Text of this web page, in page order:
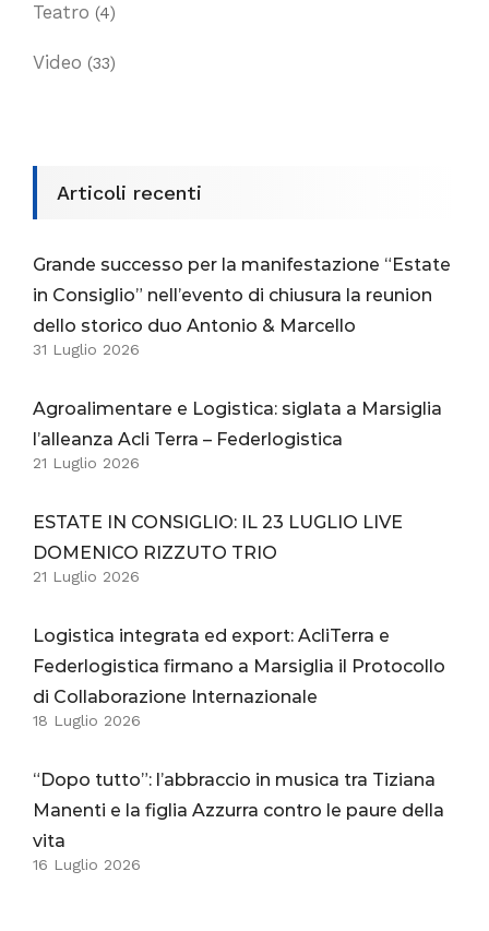
Teatro (4)
Video (33)
Articoli recenti
Grande successo per la manifestazione “Estate
in Consiglio” nell’evento di chiusura la reunion
dello storico duo Antonio & Marcello
31 Luglio 2026
Agroalimentare e Logistica: siglata a Marsiglia
l’alleanza Acli Terra – Federlogistica
21 Luglio 2026
ESTATE IN CONSIGLIO: IL 23 LUGLIO LIVE
DOMENICO RIZZUTO TRIO
21 Luglio 2026
Logistica integrata ed export: AcliTerra e
Federlogistica firmano a Marsiglia il Protocollo
di Collaborazione Internazionale
18 Luglio 2026
“Dopo tutto”: l’abbraccio in musica tra Tiziana
Manenti e la figlia Azzurra contro le paure della
vita
16 Luglio 2026